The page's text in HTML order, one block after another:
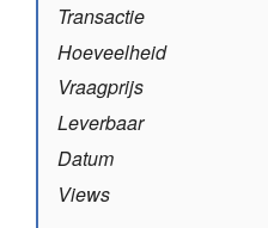
Transactie
Hoeveelheid
Vraagprijs
Leverbaar
Datum
Views